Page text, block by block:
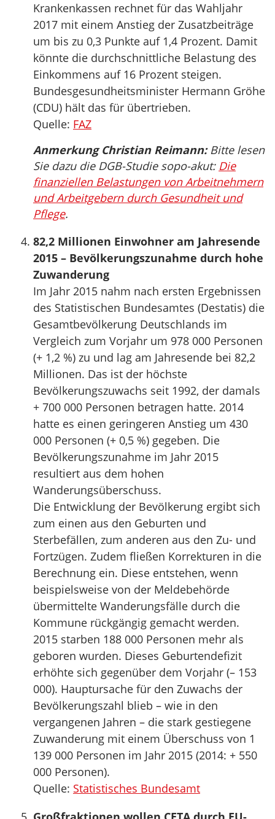
Krankenkassen rechnet für das Wahljahr
2017 mit einem Anstieg der Zusatzbeiträge
um bis zu 0,3 Punkte auf 1,4 Prozent. Damit
könnte die durchschnittliche Belastung des
Einkommens auf 16 Prozent steigen.
Bundesgesundheitsminister Hermann Gröhe
(CDU) hält das für übertrieben.
Quelle: FAZ
Anmerkung Christian Reimann:Bitte lesen
Sie dazu die DGB-Studie sopo-akut: Die
finanziellen Belastungen von Arbeitnehmern
und Arbeitgebern durch Gesundheit und
Pflege.
82,2 Millionen Einwohner am Jahresende
2015 – Bevölkerungszunahme durch hohe
Zuwanderung
Im Jahr 2015 nahm nach ersten Ergebnissen
des Statistischen Bundesamtes (Destatis) die
Gesamtbevölkerung Deutschlands im
Vergleich zum Vorjahr um 978 000 Personen
(+ 1,2 %) zu und lag am Jahresende bei 82,2
Millionen. Das ist der höchste
Bevölkerungszuwachs seit 1992, der damals
+ 700 000 Personen betragen hatte. 2014
hatte es einen geringeren Anstieg um 430
000 Personen (+ 0,5 %) gegeben. Die
Bevölkerungszunahme im Jahr 2015
resultiert aus dem hohen
Wanderungsüberschuss.
Die Entwicklung der Bevölkerung ergibt sich
zum einen aus den Geburten und
Sterbefällen, zum anderen aus den Zu- und
Fortzügen. Zudem fließen Korrekturen in die
Berechnung ein. Diese entstehen, wenn
beispielsweise von der Meldebehörde
übermittelte Wanderungsfälle durch die
Kommune rückgängig gemacht werden.
2015 starben 188 000 Personen mehr als
geboren wurden. Dieses Geburtendefizit
erhöhte sich gegenüber dem Vorjahr (– 153
000). Hauptursache für den Zuwachs der
Bevölkerungszahl blieb – wie in den
vergangenen Jahren – die stark gestiegene
Zuwanderung mit einem Überschuss von 1
139 000 Personen im Jahr 2015 (2014: + 550
000 Personen).
Quelle: Statistisches Bundesamt